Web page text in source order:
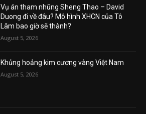
Vụ án tham nhũng Sheng Thao – David
Duong đi về đâu? Mô hình XHCN của Tô
Lâm bao giờ sẽ thành?
August 5, 2026
Khủng hoảng kim cương vàng Việt Nam
August 5, 2026